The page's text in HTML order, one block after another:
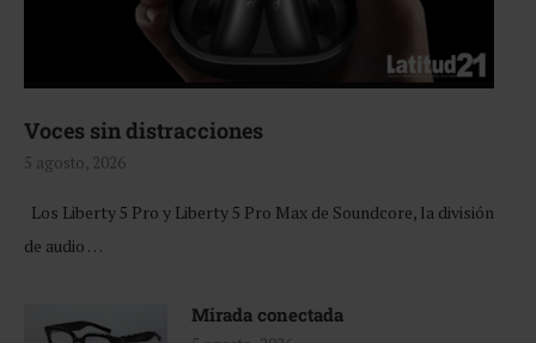
Voces sin distracciones
5 agosto, 2026
Los Liberty 5 Pro y Liberty 5 Pro Max de Soundcore, la división
de audio …
Mirada conectada